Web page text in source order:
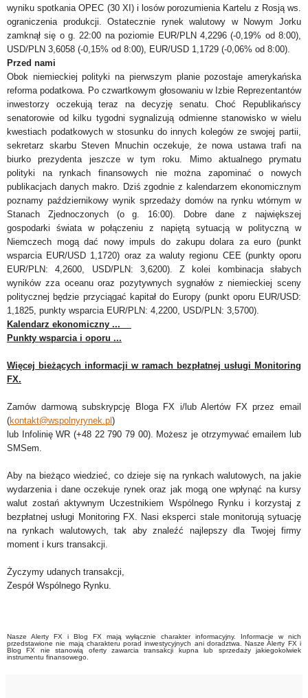
wyniku spotkania OPEC (30 XI) i losów porozumienia Kartelu z Rosją ws.
ograniczenia produkcji. Ostatecznie rynek walutowy w Nowym Jorku
zamknął się o g. 22:00 na poziomie EUR/PLN 4,2296 (-0,19% od 8:00),
USD/PLN 3,6058 (-0,15% od 8:00), EUR/USD 1,1729 (-0,06% od 8:00).
Przed nami
Obok niemieckiej polityki na pierwszym planie pozostaje amerykańska
reforma podatkowa. Po czwartkowym głosowaniu w Izbie Reprezentantów
inwestorzy oczekują teraz na decyzję senatu. Choć Republikańscy
senatorowie od kilku tygodni sygnalizują odmienne stanowisko w wielu
kwestiach podatkowych w stosunku do innych kolegów ze swojej partii,
sekretarz skarbu Steven Mnuchin oczekuje, że nowa ustawa trafi na
biurko prezydenta jeszcze w tym roku. Mimo aktualnego prymatu
polityki na rynkach finansowych nie można zapominać o nowych
publikacjach danych makro. Dziś zgodnie z kalendarzem ekonomicznym
poznamy październikowy wynik sprzedaży domów na rynku wtórnym w
Stanach Zjednoczonych (o g. 16:00). Dobre dane z największej
gospodarki świata w połączeniu z napiętą sytuacją w polityczną w
Niemczech mogą dać nowy impuls do zakupu dolara za euro (punkt
wsparcia EUR/USD 1,1720) oraz za waluty regionu CEE (punkty oporu
EUR/PLN: 4,2600, USD/PLN: 3,6200). Z kolei kombinacja słabych
wyników zza oceanu oraz pozytywnych sygnałów z niemieckiej sceny
politycznej będzie przyciągać kapitał do Europy (punkt oporu EUR/USD:
1,1825, punkty wsparcia EUR/PLN: 4,2200, USD/PLN: 3,5700).
Kalendarz ekonomiczny ...
Punkty wsparcia i oporu ...
Więcej bieżących informacji w ramach bezpłatnej usługi Monitoring
FX.
Zamów darmową subskrypcję Bloga FX i/lub Alertów FX przez email
(kontakt@wspolnyrynek.pl)
lub Infolinię WR (+48 22 790 79 00). Możesz je otrzymywać emailem lub
SMSem.
Aby na bieżąco wiedzieć, co dzieje się na rynkach walutowych, na jakie
wydarzenia i dane oczekuje rynek oraz jak mogą one wpłynąć na kursy
walut zostań aktywnym Uczestnikiem Wspólnego Rynku i korzystaj z
bezpłatnej usługi Monitoring FX. Nasi eksperci stale monitorują sytuację
na rynkach walutowych, tak aby znaleźć najlepszy dla Twojej firmy
moment i kurs transakcji.
Życzymy udanych transakcji,
Zespół Wspólnego Rynku.
Nasze Alerty FX i Blog FX mają wyłącznie charakter informacyjny. Informacje w nich
przedstawione nie mają charakteru porad inwestycyjnych ani doradztwa. Nasze Alerty FX i
Blog FX nie stanowią oferty zawarcia transakcji kupna lub sprzedaży jakiegokolwiek
instrumentu finansowego.